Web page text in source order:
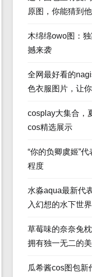
原图，你能猜到
木绵绵owo图：
撼来袭
全网最好看的
色衣服图片，让
cosplay大集合，
cos精选展示
“你的负卿虞姬”
程度
水淼aqua最新代
入幻想的水下世界
草莓味的奈奈兔
拥有独一无二的美
瓜希酱cos图包新